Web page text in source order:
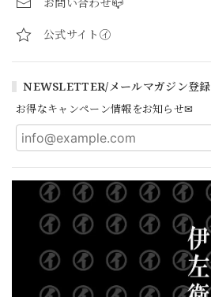
公式サイト㋑
NEWSLETTER/メールマガジン登録
お得なキャンペーン情報をお知らせ✉